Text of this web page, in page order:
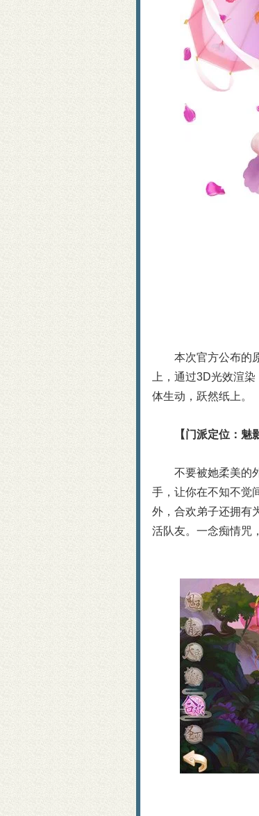
本次官方公布的
上，通过3D光效渲
体生动，跃然纸上。
【门派定位：魅
不要被她柔美的
手，让你在不知不觉
外，合欢弟子还拥有
活队友。一念痴情咒